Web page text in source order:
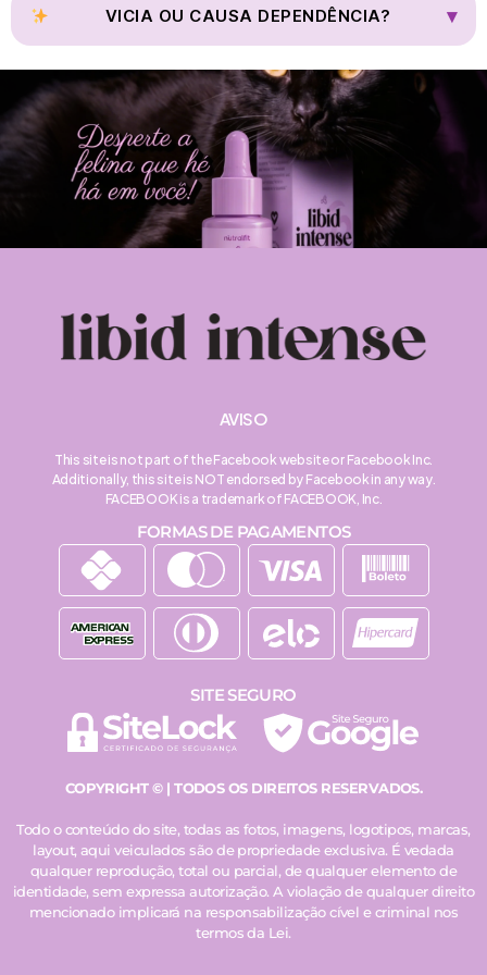
respeitar a privacidade da mulher.
VICIA OU CAUSA DEPENDÊNCIA? ▾
forma consciente como aliado do bem-estar feminino.
AVISO
This site is not part of the Facebook website or Facebook Inc.
Additionally, this site is NOT endorsed by Facebook in any way.
FACEBOOK is a trademark of FACEBOOK, Inc.
FORMAS DE PAGAMENTOS
SITE SEGURO
COPYRIGHT © | TODOS OS DIREITOS RESERVADOS.
Todo o conteúdo do site, todas as fotos, imagens, logotipos, marcas,
layout, aqui veiculados são de propriedade exclusiva. É vedada
qualquer reprodução, total ou parcial, de qualquer elemento de
identidade, sem expressa autorização. A violação de qualquer direito
mencionado implicará na responsabilização cível e criminal nos
termos da Lei.